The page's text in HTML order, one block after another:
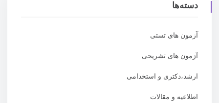
دسته‌ها
آزمون های تستی
آزمون های تشریحی
ارشد،دکتری و استخدامی
اطلاعیه و مقالات